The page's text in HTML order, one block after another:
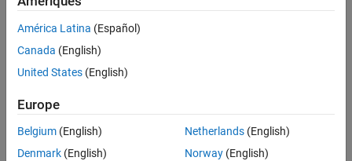
Feedback
UP NEXT
RELATED VIDEOS
View more related videos
América Latina (Español)
Canada (English)
United States (English)
Europe
Belgium (English)
Denmark (English)
Netherlands(English)
Norway(English)